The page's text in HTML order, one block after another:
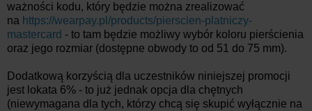
ważności kodu, który będzie można zrealizować
na https://wearpay.pl/products/pierscien-platniczy-
mastercard - to tam będzie możliwy wybór koloru pierścienia
oraz jego rozmiar (dostępne obwody to od 51 do 75 mm).
Dodatkową korzyścią dla uczestników niniejszej promocji
jest lokata 6% - to już jednak opcja dla chętnych
(niewymagana dla tych, którzy chcą się skupić wyłącznie na